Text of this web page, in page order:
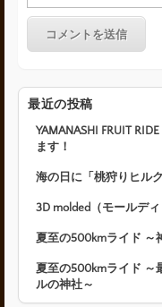
最近の投稿
YAMANASHI FRUIT
ます！
海の日に「桃狩りヒル
3D molded（モールデ
夏至の500kmライド
夏至の500kmライド ～
ルの神社～